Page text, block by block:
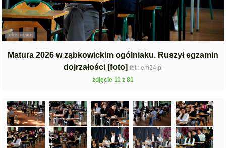
Matura 2026 w ząbkowickim ogólniaku. Ruszył egzamin
dojrzałości [foto] fot.: em24.pl
zdjęcie 11 z 81